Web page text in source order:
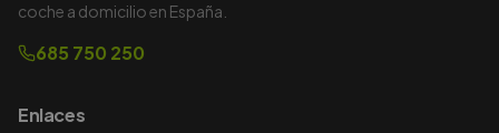
coche a domicilio en España.
685 750 250
Enlaces